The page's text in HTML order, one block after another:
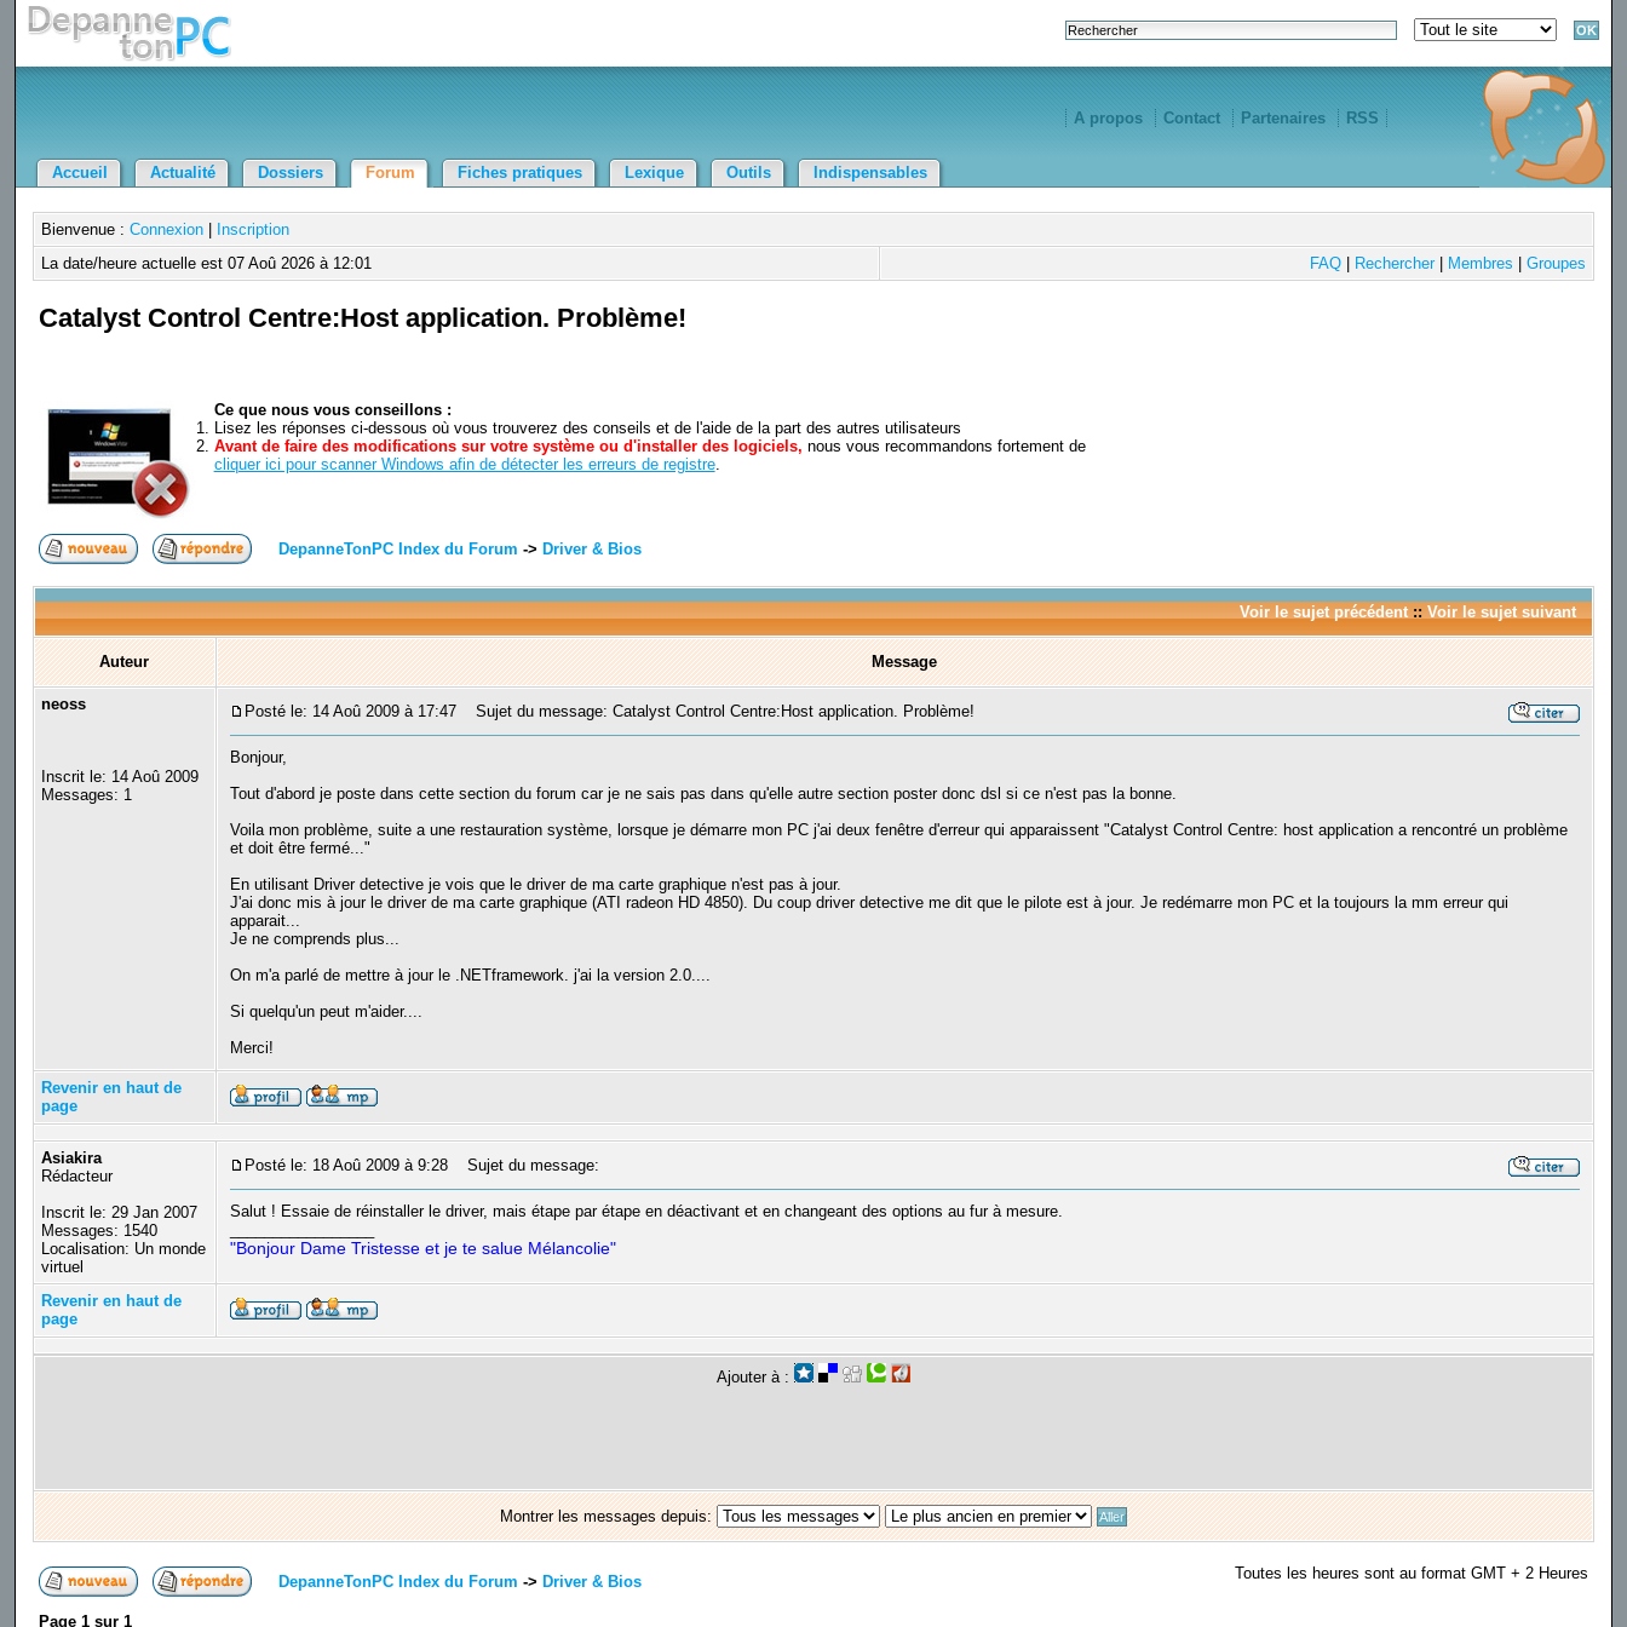
A propos Contact Partenaires RSS
Accueil Actualité Dossiers Forum Fiches pratiques Lexique Outils Indispensables
Bienvenue : Connexion|
Inscription
La date/heure actuelle est 07 Aoû 2026 à 12:01
FAQ| Rechercher| Membres Groupes
Catalyst Control Centre:Host application. Problème!
Ce que nous vous conseillons :
Lisez les réponses ci-dessous où vous trouverez des conseils et de l'aide de la part des autres utilisateurs
Avant de faire des modifications sur votre système ou d'installer des logiciels, nous vous recommandons fortement de
cliquer ici pour scanner Windows afin de détecter les erreurs de registre.
DepanneTonPC Index du Forum -> Driver & Bios
Voir le sujet précédent:: Voir le sujet suivant
Auteur Message
neoss
Inscrit le: 14 Aoû 2009
Messages: 1
Posté le: 14 Aoû 2009 à 17:47 Sujet du message: Catalyst Control Centre:Host application. Problème!
Bonjour,
Tout d'abord je poste dans cette section du forum car je ne sais pas dans qu'elle autre section poster donc dsl si ce n'est pas la bonne.
Voila mon problème, suite a une restauration système, lorsque je démarre mon PC j'ai deux fenêtre d'erreur qui apparaissent "Catalyst Control Centre: host application a rencontré un problème
et doit être fermé..."
En utilisant Driver detective je vois que le driver de ma carte graphique n'est pas à jour.
J'ai donc mis à jour le driver de ma carte graphique (ATI radeon HD 4850). Du coup driver detective me dit que le pilote est à jour. Je redémarre mon PC et la toujours la mm erreur qui
apparait...
Je ne comprends plus...
On m'a parlé de mettre à jour le .NETframework. j'ai la version 2.0....
Si quelqu'un peut m'aider....
Merci!
Revenir en haut de
page
Asiakira
Rédacteur
Inscrit le: 29 Jan 2007
Messages: 1540
Localisation: Un monde
virtuel
Posté le: 18 Aoû 2009 à 9:28 Sujet du message:
Salut ! Essaie de réinstaller le driver, mais étape par étape en déactivant et en changeant des options au fur à mesure.
"Bonjour Dame Tristesse et je te salue Mélancolie"
Revenir en haut de
page
Ajouter à :
Montrer les messages depuis:
DepanneTonPC Index du Forum -> Driver & Bios Toutes les heures sont au format GMT + 2 Heures
Page 1sur 1